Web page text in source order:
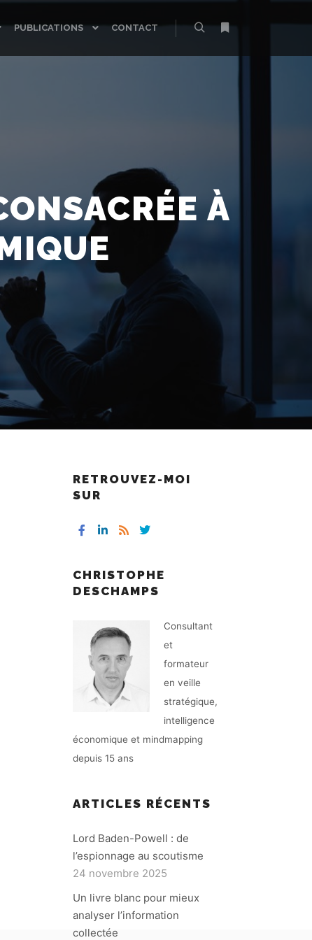
PUBLICATIONS
CONTACT
À
RETROUVEZ-MOI
SUR
CHRISTOPHE
DESCHAMPS
Consultant
et
formateur
en veille
stratégique,
intelligence
économique et mindmapping
depuis 15 ans
ARTICLES RÉCENTS
Lord Baden-Powell : de
l’espionnage au scoutisme
24 novembre 2025
Un livre blanc pour mieux
analyser l’information
collectée